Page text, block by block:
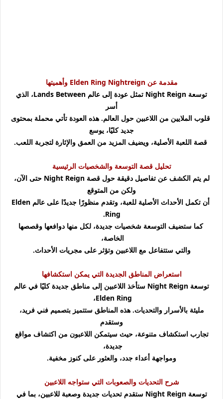
مقدمة عن Elden Ring Nightreign وأهميتها
توسعة Night Reign تمثل عودة إلى عالم Lands Between، الذي
أسر
قلوب الملايين من اللاعبين حول العالم. هذه العودة تأتي محملة بمحتوى
جديد كليًا، يوسع
قصة اللعبة الأصلية، ويضيف المزيد من العمق والإثارة لتجربة اللعب.
تحليل قصة التوسعة والشخصيات الرئيسية
لم يتم الكشف عن تفاصيل دقيقة حول قصة Night Reign حتى الآن،
ولكن من المتوقع
أن تكمل الأحداث الأصلية للعبة، وتقدم منظورًا جديدًا على عالم Elden
Ring.
كما ستضيف التوسعة شخصيات جديدة، لكل منها دوافعها وقصصها
الخاصة،
والتي ستتفاعل مع اللاعبين وتؤثر على مجريات الأحداث.
استعراض المناطق الجديدة التي يمكن استكشافها
توسعة Night Reign ستأخذ اللاعبين إلى مناطق جديدة كليًا في عالم
Elden Ring،
مليئة بالأسرار والتحديات. هذه المناطق ستتميز بتصميم فني فريد،
وستقدم
تجارب استكشاف متنوعة، حيث سيتمكن اللاعبون من اكتشاف مواقع
جديدة،
ومواجهة أعداء جدد، والعثور على كنوز مخفية.
شرح التحديات والصعوبات التي ستواجه اللاعبين
توسعة Night Reign ستقدم تحديات جديدة وصعبة للاعبين، بما في